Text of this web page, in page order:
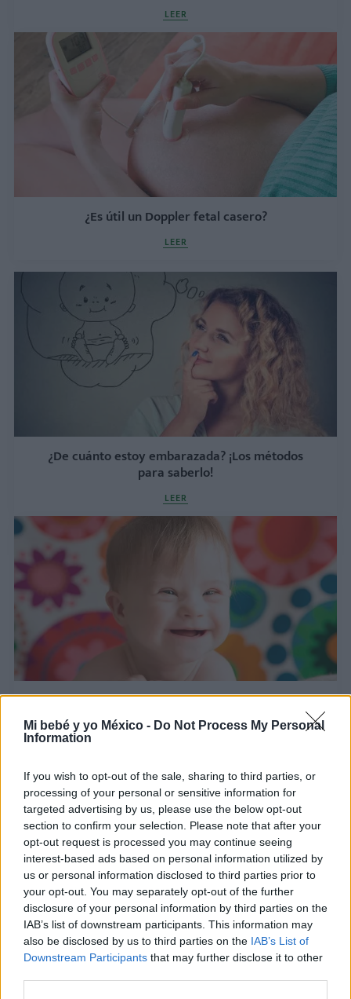
Mi bebé y yo México - Do Not Process My Personal
Information
If you wish to opt-out of the sale, sharing to third parties, or
processing of your personal or sensitive information for
targeted advertising by us, please use the below opt-out
section to confirm your selection. Please note that after your
opt-out request is processed you may continue seeing
interest-based ads based on personal information utilized by
us or personal information disclosed to third parties prior to
your opt-out. You may separately opt-out of the further
disclosure of your personal information by third parties on the
IAB’s list of downstream participants. This information may
also be disclosed by us to third parties on the IAB’s List of
Downstream Participants that may further disclose it to other
LEER
¿Es útil un Doppler fetal casero?
LEER
¿De cuánto estoy embarazada? ¡Los métodos
para saberlo!
LEER
Pruebas y análisis para detectar la trisomía 21 o
síndrome de Down
Ecografía doppler en el embarazo: ¿qué es y qué